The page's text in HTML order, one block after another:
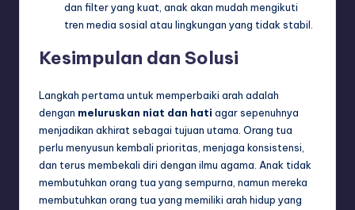
dan filter yang kuat, anak akan mudah mengikuti
tren media sosial atau lingkungan yang tidak stabil.
Kesimpulan dan Solusi
Langkah pertama untuk memperbaiki arah adalah
dengan meluruskan niat dan hati agar sepenuhnya
menjadikan akhirat sebagai tujuan utama. Orang tua
perlu menyusun kembali prioritas, menjaga konsistensi,
dan terus membekali diri dengan ilmu agama. Anak tidak
membutuhkan orang tua yang sempurna, namun mereka
membutuhkan orang tua yang memiliki arah hidup yang